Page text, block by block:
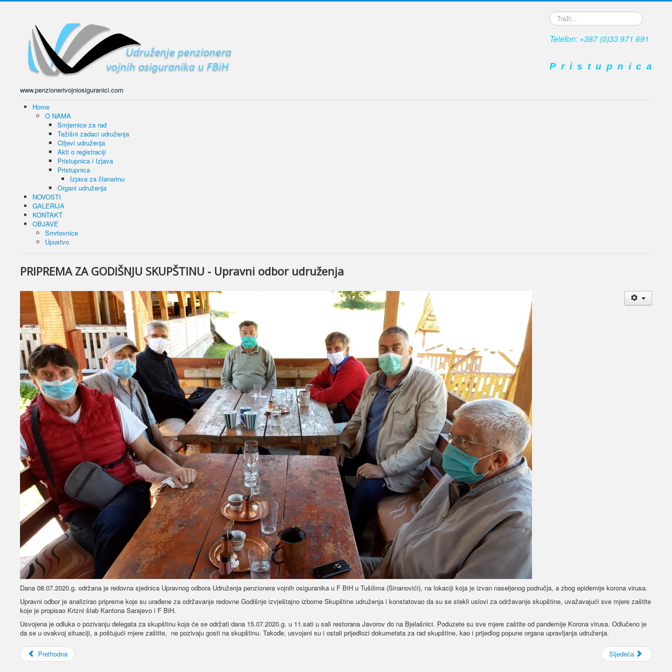
www.penzionerivojniosiguranici.com
Traži...
Telefon: +387 (0)33 971 691
P r i s t u p n i c a
Home
O NAMA
Smjernice za rad
Težišni zadaci udruženja
Ciljevi udruženja
Akti o registraciji
Pristupnica i Izjava
Pristupnica
Izjava za članarinu
Organi udruženja
NOVOSTI
GALERIJA
KONTAKT
OBJAVE
Smrtovnice
Upustvo
PRIPREMA ZA GODIŠNJU SKUPŠTINU - Upravni odbor udruženja
Dana 08.07.2020.g. održana je redovna sjednica Upravnog odbora Udruženja penzionera vojnih osiguranika u F BiH u Tušilima (Sinanovići), na lokaciji koja je izvan naseljenog područja, a zbog epidemije korona virusa.
Upravni odbor je analizirao pripreme koje su urađene za održavanje redovne Godišnje izvještajno izborne Skupštine udruženja i konstatovao da su se stekli uslovi za održavanje skupštine, uvažavajući sve mjere zaštite
koje je propisao Krizni štab Kantona Sarajevo i F BiH.
Usvojena je odluka o pozivanju delegata za skupštinu koja će se održati dana 15.07.2020.g. u 11.sati u sali restorana Javorov do na Bjelašnici. Poduzete su sve mjere zaštite od pandemije Korona virusa. Odlučeno je
da se u ovakvoj situaciji, a poštujući mjere zaštite, ne pozivaju gosti na skupštinu. Takođe, usvojeni su i ostali prijedlozi dokumetata za rad skupštine, kao i prijedlog popune organa upravljanja udruženja.
Prethodna Sljedeća